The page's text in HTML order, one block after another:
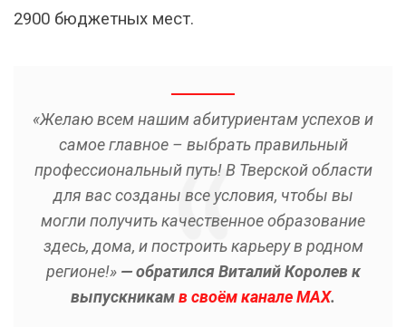
2900 бюджетных мест.
«Желаю всем нашим абитуриентам успехов и
самое главное – выбрать правильный
профессиональный путь! В Тверской области
для вас созданы все условия, чтобы вы
могли получить качественное образование
здесь, дома, и построить карьеру в родном
регионе!» — обратился Виталий Королев к
выпускникамв своём канале МАХ.